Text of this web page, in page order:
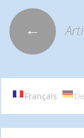
LLCER
germaniques
humanités
à
III
des
←
Français